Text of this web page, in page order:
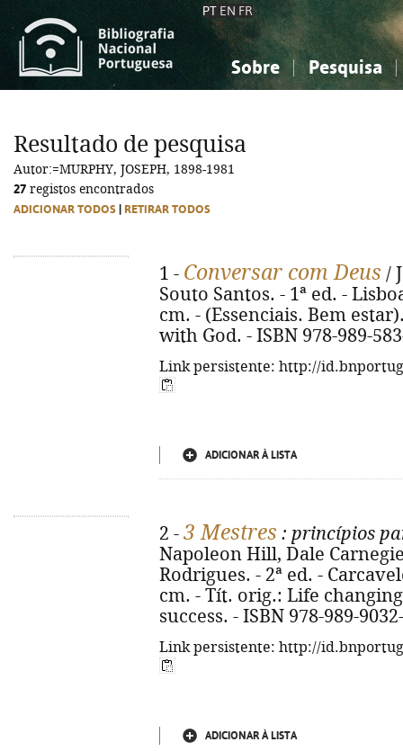
PT EN FR
Sobre Pesquisa
Ciências sociais...
Ciências sociais...
Resultado de pesquisa
Autor:=MURPHY, JOSEPH, 1898-1981
27 registos encontrados
ADICIONAR TODOS RETIRAR TODOS
1 - Conversar com Deus /
Souto Santos. - 1ª ed. -
cm. - (Essenciais. Bem
with God. - ISBN 978-989-
Link persistente: http://
ADICIONAR À LISTA
2 - 3 Mestres : princípios
Napoleon Hill, Dale
Rodrigues. - 2ª ed. -
cm. - Tít. orig.: Life
success. - ISBN 978-989-
Link persistente: http://
ADICIONAR À LISTA